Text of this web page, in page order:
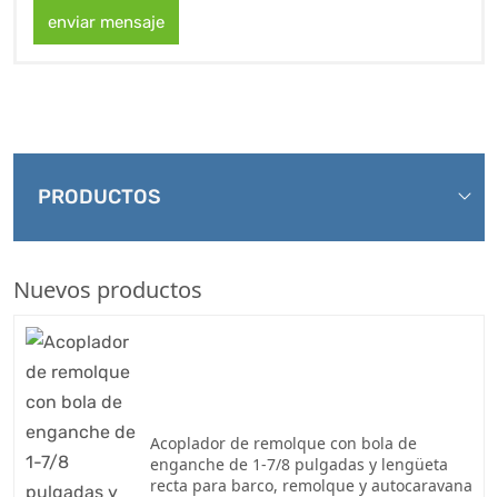
enviar mensaje
PRODUCTOS
Nuevos productos
Acoplador de remolque con bola de
enganche de 1-7/8 pulgadas y lengüeta
recta para barco, remolque y autocaravana